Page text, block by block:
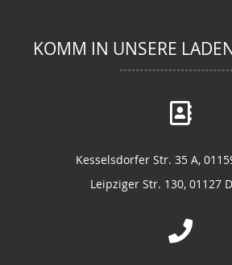
KOMM IN UNSERE
Kesselsdorfer Str. 35 A,
Leipziger Str. 130, 01127